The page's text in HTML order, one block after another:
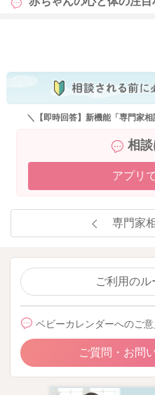
もっ
＼【即時回答】新機能「専門家
相
アプリ
専門家
ご利用の
ベビーカレンダーへのご
ご質問・お問